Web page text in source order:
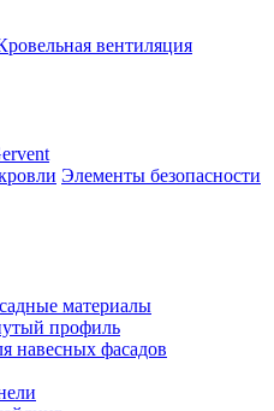
вентиляция
Элементы безопасности
материалы
профиль
навесных фасадов